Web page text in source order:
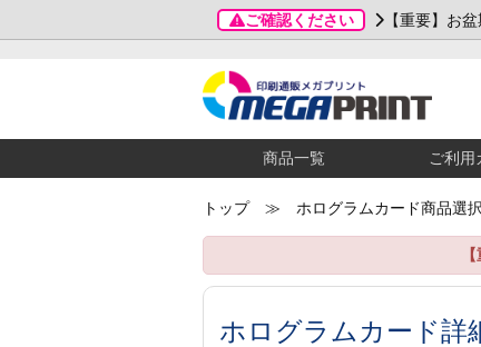
ご確認ください 【重要】お
商品一覧 ご利用
トップ≫ ホログラムカード商品選択
ホログラムカード詳